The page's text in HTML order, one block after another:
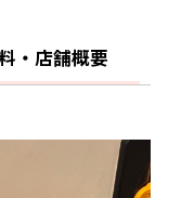
・店舗概要